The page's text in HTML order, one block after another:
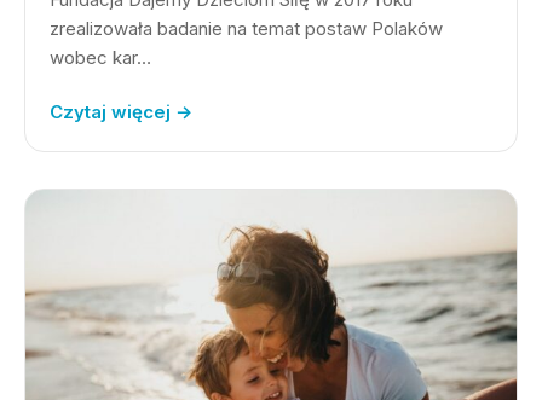
zrealizowała badanie na temat postaw Polaków
wobec kar…
Czytaj więcej →